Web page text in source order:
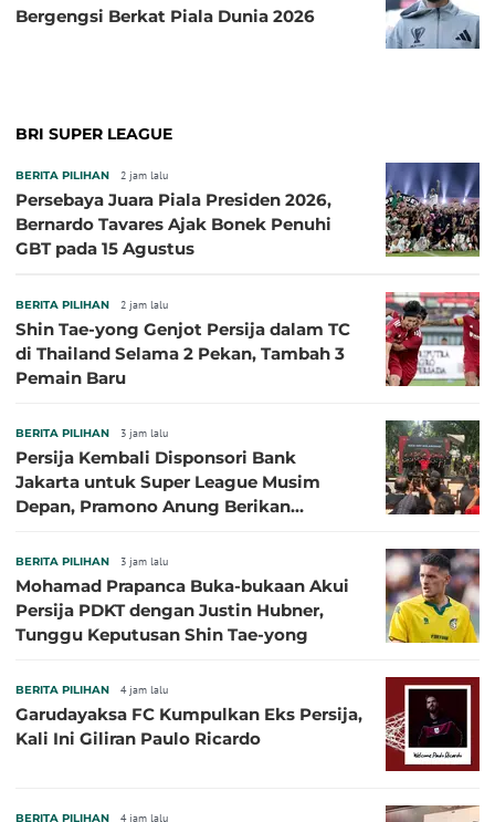
Bergengsi Berkat Piala Dunia 2026
BRI SUPER LEAGUE
BERITA PILIHAN 2 jam lalu
Persebaya Juara Piala Presiden 2026,
Bernardo Tavares Ajak Bonek Penuhi
GBT pada 15 Agustus
BERITA PILIHAN 2 jam lalu
Shin Tae-yong Genjot Persija dalam TC
di Thailand Selama 2 Pekan, Tambah 3
Pemain Baru
BERITA PILIHAN 3 jam lalu
Persija Kembali Disponsori Bank
Jakarta untuk Super League Musim
Depan, Pramono Anung Berikan
BERITA PILIHAN 3 jam lalu
Mohamad Prapanca Buka-bukaan Akui
Persija PDKT dengan Justin Hubner,
Tunggu Keputusan Shin Tae-yong
BERITA PILIHAN 4 jam lalu
Garudayaksa FC Kumpulkan Eks Persija,
Kali Ini Giliran Paulo Ricardo
BERITA PILIHAN 4 jam lalu